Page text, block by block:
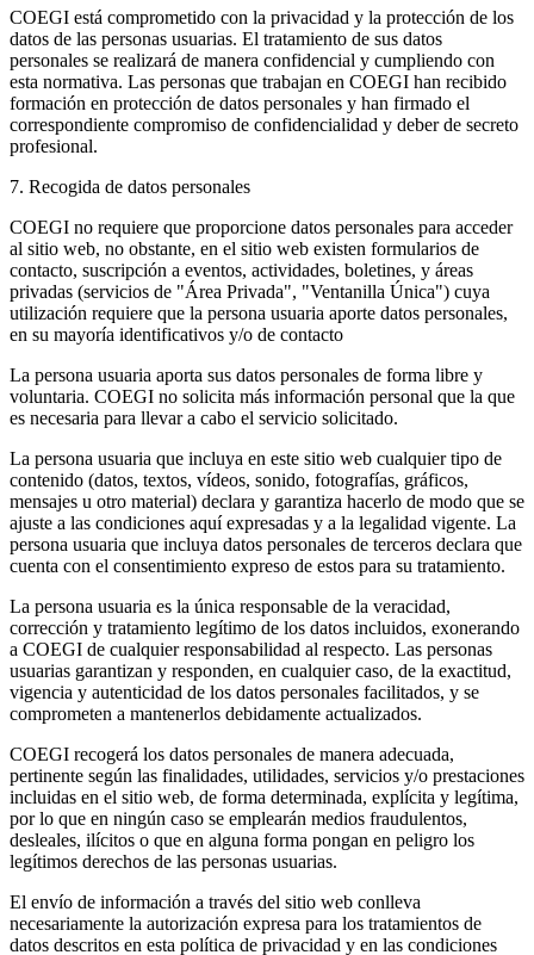
COEGI está comprometido con la privacidad y la protección de los
datos de las personas usuarias. El tratamiento de sus datos
personales se realizará de manera confidencial y cumpliendo con
esta normativa. Las personas que trabajan en COEGI han recibido
formación en protección de datos personales y han firmado el
correspondiente compromiso de confidencialidad y deber de secreto
profesional.
7. Recogida de datos personales
COEGI no requiere que proporcione datos personales para acceder
al sitio web, no obstante, en el sitio web existen formularios de
contacto, suscripción a eventos, actividades, boletines, y áreas
privadas (servicios de "Área Privada", "Ventanilla Única") cuya
utilización requiere que la persona usuaria aporte datos personales,
en su mayoría identificativos y/o de contacto
La persona usuaria aporta sus datos personales de forma libre y
voluntaria. COEGI no solicita más información personal que la que
es necesaria para llevar a cabo el servicio solicitado.
La persona usuaria que incluya en este sitio web cualquier tipo de
contenido (datos, textos, vídeos, sonido, fotografías, gráficos,
mensajes u otro material) declara y garantiza hacerlo de modo que se
ajuste a las condiciones aquí expresadas y a la legalidad vigente. La
persona usuaria que incluya datos personales de terceros declara que
cuenta con el consentimiento expreso de estos para su tratamiento.
La persona usuaria es la única responsable de la veracidad,
corrección y tratamiento legítimo de los datos incluidos, exonerando
a COEGI de cualquier responsabilidad al respecto. Las personas
usuarias garantizan y responden, en cualquier caso, de la exactitud,
vigencia y autenticidad de los datos personales facilitados, y se
comprometen a mantenerlos debidamente actualizados.
COEGI recogerá los datos personales de manera adecuada,
pertinente según las finalidades, utilidades, servicios y/o prestaciones
incluidas en el sitio web, de forma determinada, explícita y legítima,
por lo que en ningún caso se emplearán medios fraudulentos,
desleales, ilícitos o que en alguna forma pongan en peligro los
legítimos derechos de las personas usuarias.
El envío de información a través del sitio web conlleva
necesariamente la autorización expresa para los tratamientos de
datos descritos en esta política de privacidad y en las condiciones